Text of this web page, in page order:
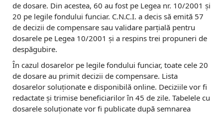
de dosare. Din acestea, 60 au fost pe Legea nr. 10/2001 și
20 pe legile fondului funciar. C.N.C.I. a decis să emită 57
de decizii de compensare sau validare parțială pentru
dosarele pe Legea 10/2001 și a respins trei propuneri de
despăgubire.
În cazul dosarelor pe legile fondului funciar, toate cele 20
de dosare au primit decizii de compensare. Lista
dosarelor soluționate e disponibilă online. Deciziile vor fi
redactate și trimise beneficiarilor în 45 de zile. Tabelele cu
dosarele soluționate vor fi publicate după semnarea